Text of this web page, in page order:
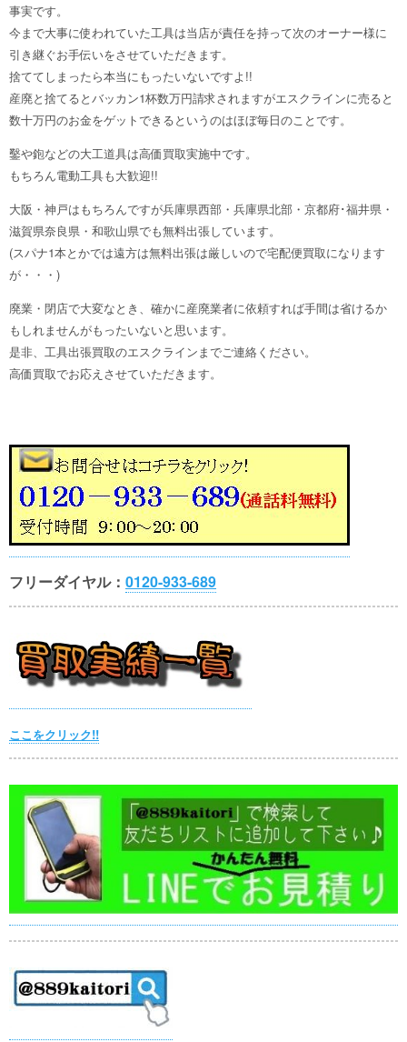
事実です。
今まで大事に使われていた工具は当店が責任を持って次のオーナー様に
引き継ぐお手伝いをさせていただきます。
捨ててしまったら本当にもったいないですよ!!
産廃と捨てるとバッカン1杯数万円請求されますがエスクラインに売ると
数十万円のお金をゲットできるというのはほぼ毎日のことです。
鑿や鉋などの大工道具は高価買取実施中です。
もちろん電動工具も大歓迎!!
大阪・神戸はもちろんですが兵庫県西部・兵庫県北部・京都府･福井県・
滋賀県奈良県・和歌山県でも無料出張しています。
(スパナ1本とかでは遠方は無料出張は厳しいので宅配便買取になります
が・・・)
廃業・閉店で大変なとき、確かに産廃業者に依頼すれば手間は省けるか
もしれませんがもったいないと思います。
是非、工具出張買取のエスクラインまでご連絡ください。
高価買取でお応えさせていただきます。
フリーダイヤル： 0120-933-689
ここをクリック!!